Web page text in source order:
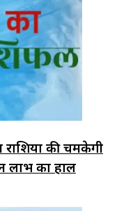
की चमकेगी
लाभ का हाल